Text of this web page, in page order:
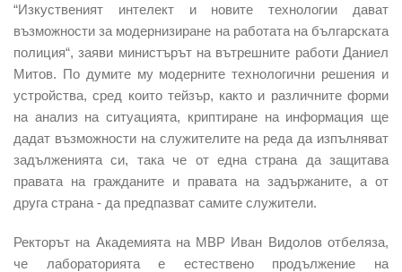
“Изкуственият интелект и новите технологии дават
възможности за модернизиране на работата на българската
полиция“, заяви министърът на вътрешните работи Даниел
Митов. По думите му модерните технологични решения и
устройства, сред които тейзър, както и различните форми
на анализ на ситуацията, криптиране на информация ще
дадат възможности на служителите на реда да изпълняват
задълженията си, така че от една страна да защитава
правата на гражданите и правата на задържаните, а от
друга страна - да предпазват самите служители.
Ректорът на Академията на МВР Иван Видолов отбеляза,
че лабораторията е естествено продължение на